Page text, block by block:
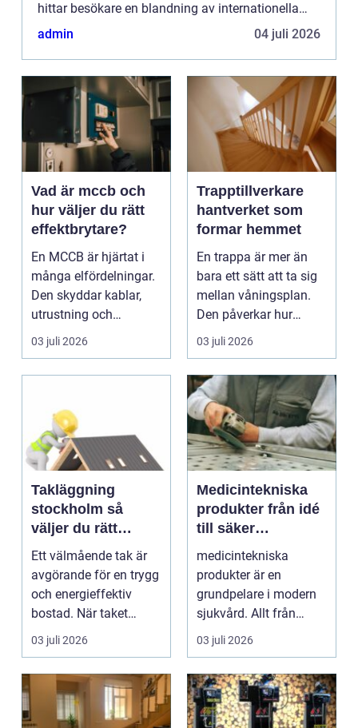
hittar besökare en blandning av internationella
restaurangkedjor och lokala aktörer, snabba
admin 04 juli 2026
Vad är mccb och
hur väljer du rätt
effektbrytare?
En MCCB är hjärtat i
många elfördelningar.
Den skyddar kablar,
utrustning och
människor mot
överlast...
03 juli 2026
Trapptillverkare
hantverket som
formar hemmet
En trappa är mer än
bara ett sätt att ta sig
mellan våningsplan.
Den påverkar hur
hemmet upplevs, hu...
03 juli 2026
Takläggning
stockholm så
väljer du rätt
lösning för ditt tak
Ett välmående tak är
avgörande för en trygg
och energieffektiv
bostad. När taket
börjar åldras, läck...
03 juli 2026
Medicintekniska
produkter från idé
till säker
användning i
vården
medicintekniska
produkter är en
grundpelare i modern
sjukvård. Allt från
enkla plåster till
avancera...
03 juli 2026